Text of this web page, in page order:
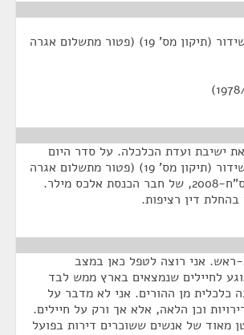
הצעת חוק רשות השידור (תיקון מס' 19) (פטור מתשלום אגרה
ישיבת ועדת הכלכלה. על סדר היום
הצעת חוק רשות השידור (תיקון מס' 19) (פטור מתשלום אגרה
לחייל בודד), התשס"ח-2008, של חבר הכנסת אלכס מילר.
בהחלת דין רציפות.
ראש. אני רוצה לטפל כאן במצב
לחיילים שנמצאים בארץ ממש לבד
כלכלית מן ההורים. אני לא מדבר על
וכן הלאה, אלא אך ורק על חיילים.
מאוד של אנשים ששוכרים דירות בפועל